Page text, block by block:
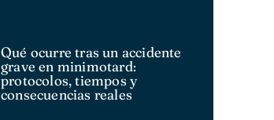
Qué ocurre tras un accidente
grave en minimotard:
protocolos, tiempos y
consecuencias reales